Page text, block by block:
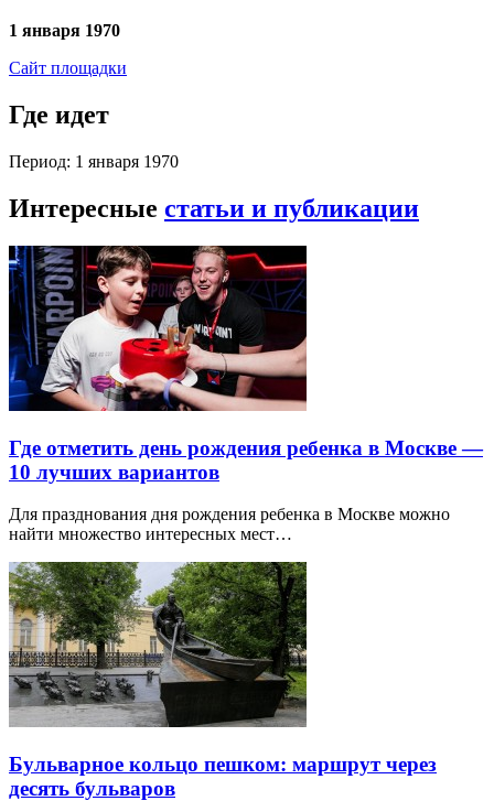
1 января 1970
Сайт площадки
Где идет
Период: 1 января 1970
Интересные статьи и публикации
Где отметить день рождения ребенка в Москве —
10 лучших вариантов
Для празднования дня рождения ребенка в Москве можно
найти множество интересных мест…
Бульварное кольцо пешком: маршрут через
десять бульваров